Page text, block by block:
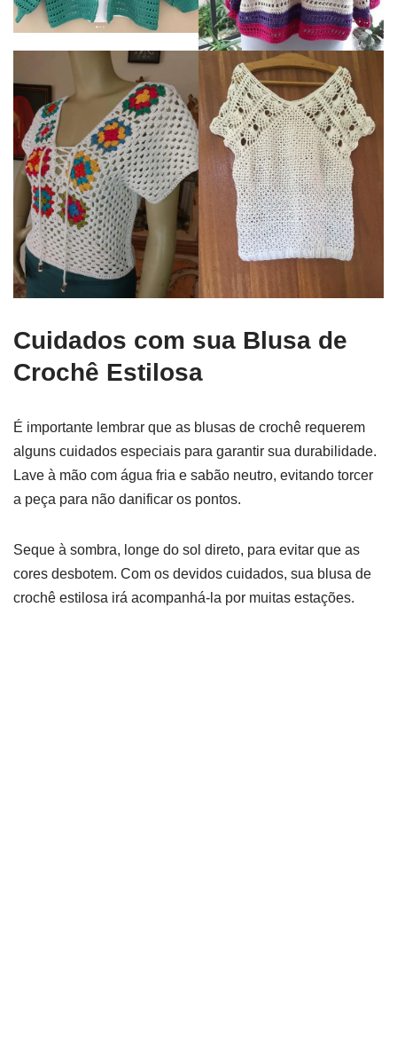
Cuidados com sua Blusa de
Crochê Estilosa
É importante lembrar que as blusas de crochê requerem
alguns cuidados especiais para garantir sua durabilidade.
Lave à mão com água fria e sabão neutro, evitando torcer
a peça para não danificar os pontos.
Seque à sombra, longe do sol direto, para evitar que as
cores desbotem. Com os devidos cuidados, sua blusa de
crochê estilosa irá acompanhá-la por muitas estações.